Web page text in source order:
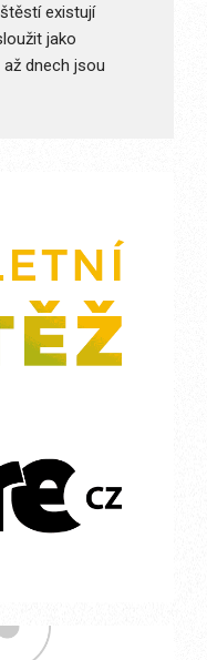
existují
jako
dnech jsou